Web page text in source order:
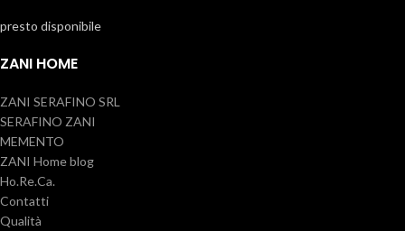
presto disponibile
ZANI HOME
ZANI SERAFINO SRL
SERAFINO ZANI
MEMENTO
ZANI Home blog
Ho.Re.Ca.
Contatti
Qualità